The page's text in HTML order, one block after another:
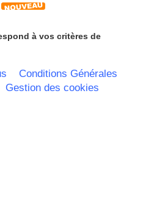
à vos critères de
Conditions Générales
Gestion des cookies